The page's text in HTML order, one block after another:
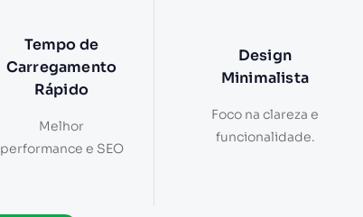
Tempo de
Carregamento
Rápido
Melhor
performance e SEO
Design
Minimalista
Foco na clareza e
funcionalidade.